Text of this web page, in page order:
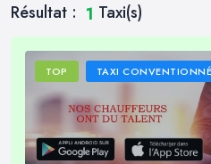
Résultat : 1 Taxi(s)
TOP TAXI CONVENTIONNÉ